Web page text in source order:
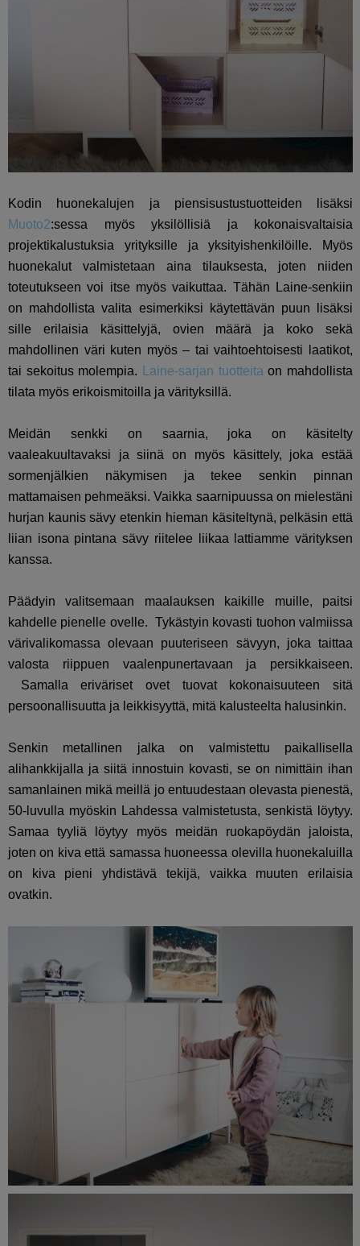
Kodin huonekalujen ja piensisustustuotteiden lisäksi
Muoto2:sessa myös yksilöllisiä ja kokonaisvaltaisia
projektikalustuksia yrityksille ja yksityishenkilöille. Myös
huonekalut valmistetaan aina tilauksesta, joten niiden
toteutukseen voi itse myös vaikuttaa. Tähän Laine-senkiin
on mahdollista valita esimerkiksi käytettävän puun lisäksi
sille erilaisia käsittelyjä, ovien määrä ja koko sekä
mahdollinen väri kuten myös – tai vaihtoehtoisesti laatikot,
tai sekoitus molempia.
Laine-sarjan tuotteita on mahdollista
tilata myös erikoismitoilla ja värityksillä.
Meidän senkki on saarnia, joka on käsitelty
vaaleakuultavaksi ja siinä on myös käsittely, joka estää
sormenjälkien näkymisen ja tekee senkin pinnan
mattamaisen pehmeäksi. Vaikka saarnipuussa on mielestäni
hurjan kaunis sävy etenkin hieman käsiteltynä, pelkäsin että
liian isona pintana sävy riitelee liikaa lattiamme värityksen
kanssa.
Päädyin valitsemaan maalauksen kaikille muille, paitsi
kahdelle pienelle ovelle. Tykästyin kovasti tuohon valmiissa
värivalikomassa olevaan puuteriseen sävyyn, joka taittaa
valosta riippuen vaalenpunertavaan ja persikkaiseen.
Samalla eriväriset ovet tuovat kokonaisuuteen sitä
persoonallisuutta ja leikkisyyttä, mitä kalusteelta halusinkin.
Senkin metallinen jalka on valmistettu paikallisella
alihankkijalla ja siitä innostuin kovasti, se on nimittäin ihan
samanlainen mikä meillä jo entuudestaan olevasta pienestä,
50-luvulla myöskin Lahdessa valmistetusta, senkistä löytyy.
Samaa tyyliä löytyy myös meidän ruokapöydän jaloista,
joten on kiva että samassa huoneessa olevilla huonekaluilla
on kiva pieni yhdistävä tekijä, vaikka muuten erilaisia
ovatkin.